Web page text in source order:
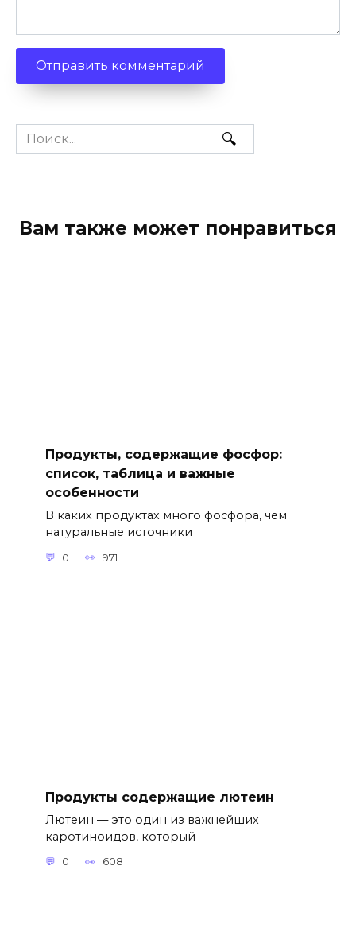
Search
for:
Вам также может понравиться
Продукты, содержащие фосфор:
список, таблица и важные
особенности
В каких продуктах много фосфора, чем
натуральные источники
0 971
Продукты содержащие лютеин
Лютеин — это один из важнейших
каротиноидов, который
0 608